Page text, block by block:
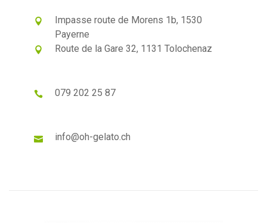
Impasse route de Morens 1b, 1530
Payerne
Route de la Gare 32, 1131 Tolochenaz
079 202 25 87
info@oh-gelato.ch